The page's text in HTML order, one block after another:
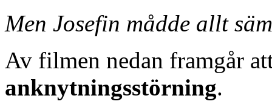
Men Josefin mådde allt
Av filmen nedan framgår
anknytningsstörning.